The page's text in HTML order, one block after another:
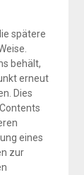
spätere
behält,
erneut
Dies
eines
zur